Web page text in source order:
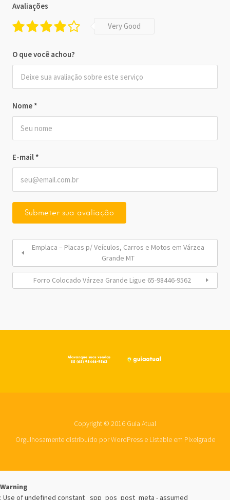
Nome *
E-mail *
Avaliações
Very Good
O que você achou?
Emplaca – Placas p/ Veículos, Carros e Motos em Várzea
Grande MT
Forro Colocado Várzea Grande Ligue 65-98446-9562
Copyright © 2016 Guia Atual
Orgulhosamente distribuído por WordPress e Listableem Pixelgrade
Warning
: Use of undefined constant _spp_pos_post_meta - assumed